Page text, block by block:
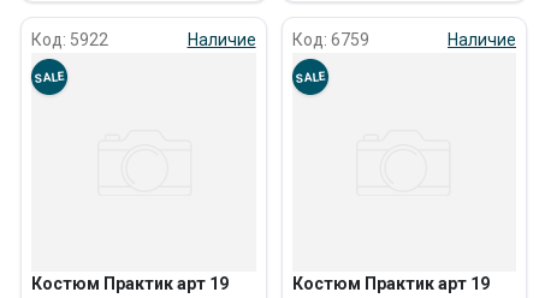
Код: 5922 Наличие
SALE
Костюм Практик арт 19
Код: 6759 Наличие
SALE
Костюм Практик арт 19